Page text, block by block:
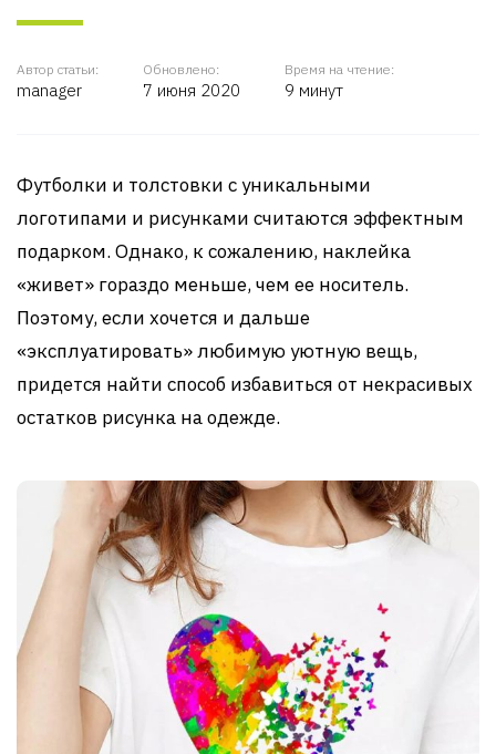
Автор статьи:
manager
Обновлено:
7 июня 2020
Время на чтение:
9 минут
Футболки и толстовки с уникальными
логотипами и рисунками считаются эффектным
подарком. Однако, к сожалению, наклейка
«живет» гораздо меньше, чем ее носитель.
Поэтому, если хочется и дальше
«эксплуатировать» любимую уютную вещь,
придется найти способ избавиться от некрасивых
остатков рисунка на одежде.